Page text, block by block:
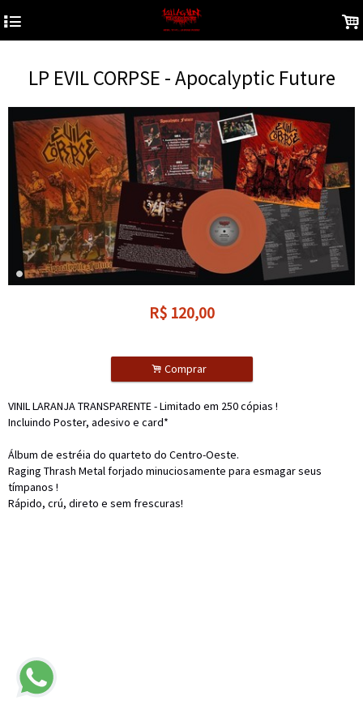
4 .
LP EVIL CORPSE - Apocalyptic Future
R$ 120,00
. Comprar
VINIL LARANJA TRANSPARENTE - Limitado em 250 cópias !
Incluindo Poster, adesivo e card*
Álbum de estréia do quarteto do Centro-Oeste.
Raging Thrash Metal forjado minuciosamente para esmagar seus
tímpanos !
Rápido, crú, direto e sem frescuras!